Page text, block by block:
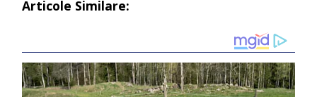
Articole Similare: